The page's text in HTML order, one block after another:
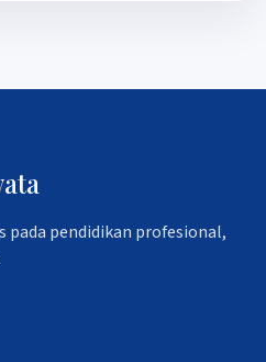
pada pendidikan profesional,